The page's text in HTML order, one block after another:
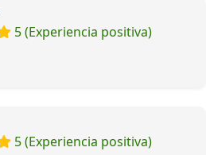
5 (Experiencia positiva)
5 (Experiencia positiva)